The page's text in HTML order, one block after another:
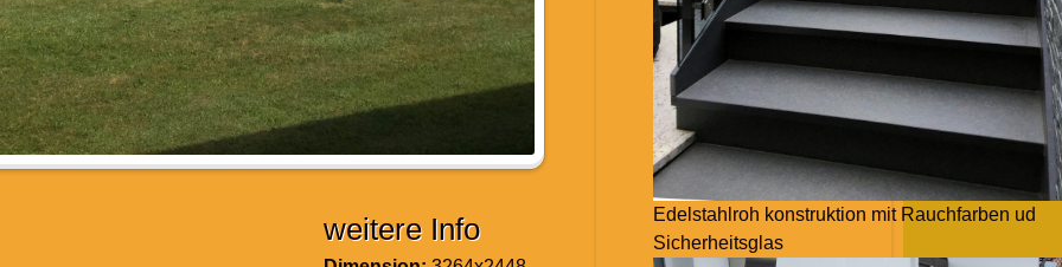
weitere Info
Edelstahlroh konstruktion mit Rauchfarben ud
Sicherheitsglas